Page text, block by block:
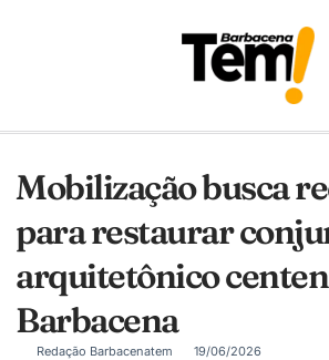
Mobilização busca
para restaurar
arquitetônico
Barbacena
Redação Barbacenatem 19/06/2026